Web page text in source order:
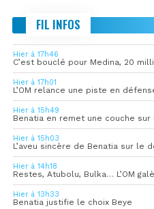
FIL INFOS
Hier à 17h46
C’est bouclé pour Medina, 20
Hier à 17h01
L’OM relance une piste en
Hier à 15h49
Benatia en remet une couche sur
Hier à 15h03
L’aveu sincère de Benatia sur le
Hier à 14h18
Hier à 13h33
Benatia justifie le choix Beye